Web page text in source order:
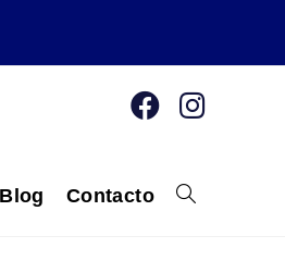
Blog Contacto